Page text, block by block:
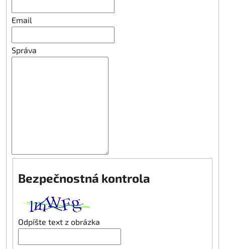
Email
Správa
Bezpečnostná kontrola
Odpíšte text z obrázka